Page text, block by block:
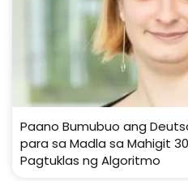
Paano Bumubuo ang
para sa Madla sa Mahigit
Pagtuklas ng Algoritmo